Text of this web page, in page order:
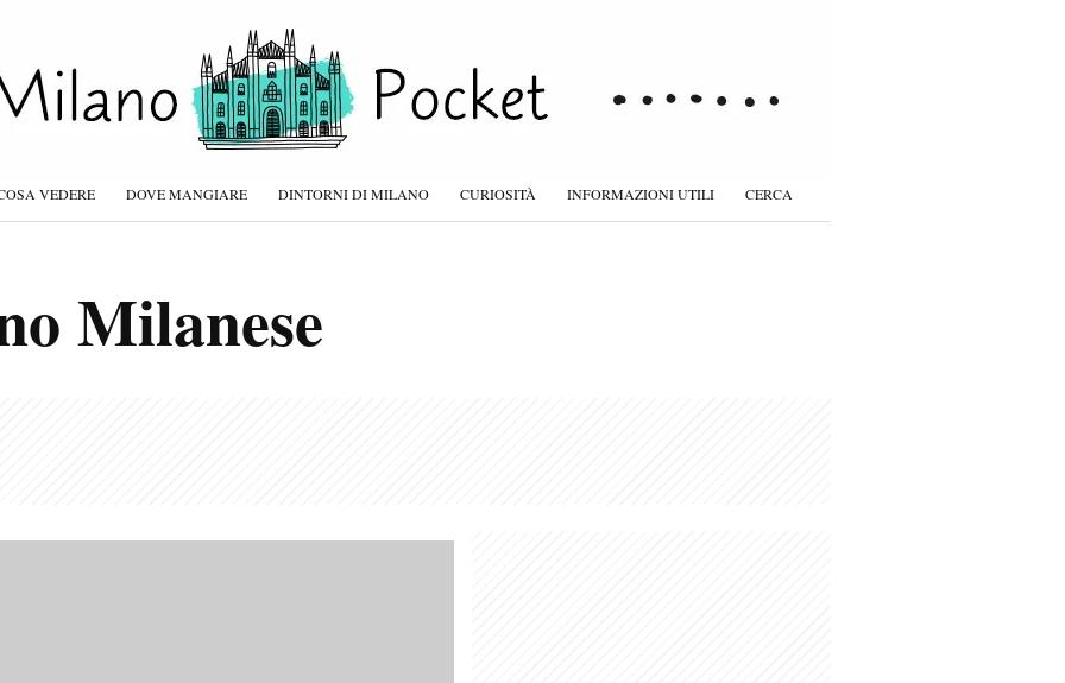
VEDERE DOVE MANGIARE DINTORNI DI MILANO CURIOSITÀ INFORMAZIONI UTILI CERCA
Milanese